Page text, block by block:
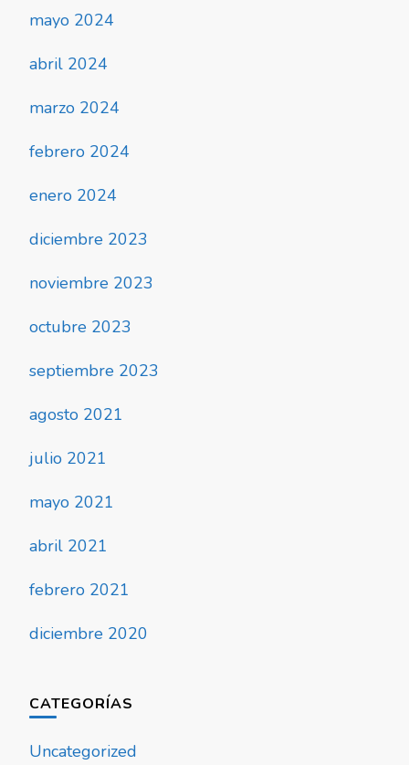
mayo 2024
abril 2024
marzo 2024
febrero 2024
enero 2024
diciembre 2023
noviembre 2023
octubre 2023
septiembre 2023
agosto 2021
julio 2021
mayo 2021
abril 2021
febrero 2021
diciembre 2020
CATEGORÍAS
Uncategorized